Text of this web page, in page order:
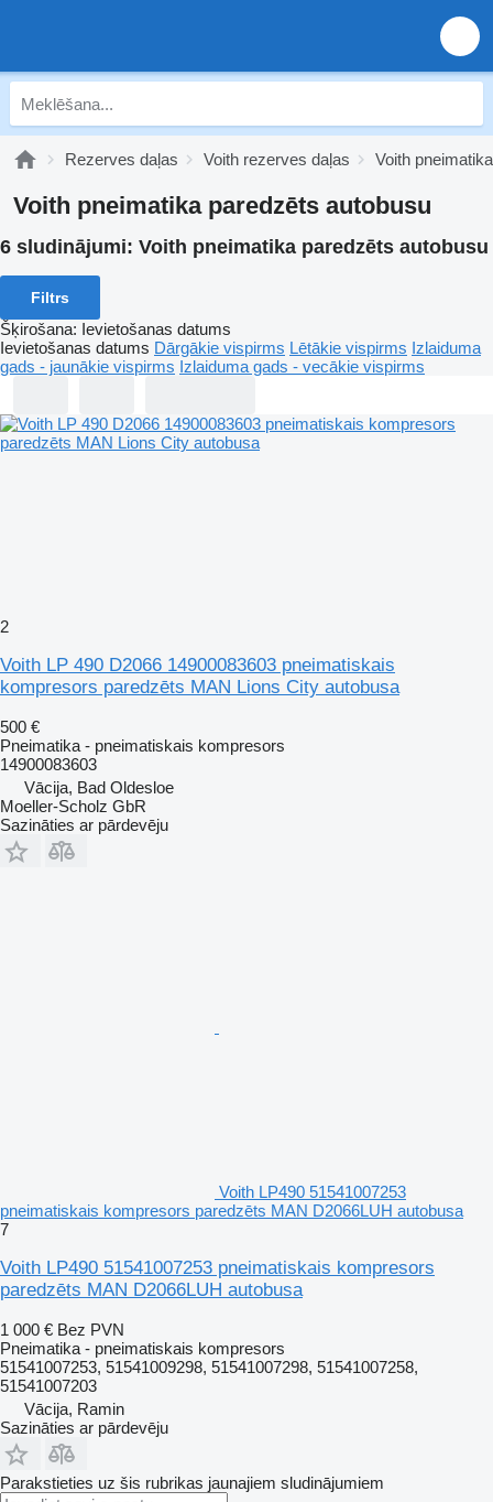
Rezerves daļas Voith rezerves daļas Voith pneimatika
Voith pneimatika paredzēts autobusu
6 sludinājumi: Voith pneimatika paredzēts autobusu
Filtrs
Šķirošana: Ievietošanas datums
Ievietošanas datums Dārgākie vispirms Lētākie vispirms Izlaiduma
gads - jaunākie vispirms Izlaiduma gads - vecākie vispirms
2
Voith LP 490 D2066 14900083603 pneimatiskais
kompresors paredzēts MAN Lions City autobusa
500 €
Pneimatika - pneimatiskais kompresors
14900083603
Vācija, Bad Oldesloe
Moeller-Scholz GbR
Sazināties ar pārdevēju
Voith LP490 51541007253
pneimatiskais kompresors paredzēts MAN D2066LUH autobusa
7
Voith LP490 51541007253 pneimatiskais kompresors
paredzēts MAN D2066LUH autobusa
1 000 € Bez PVN
Pneimatika - pneimatiskais kompresors
51541007253, 51541009298, 51541007298, 51541007258,
51541007203
Vācija, Ramin
Sazināties ar pārdevēju
Parakstieties uz šis rubrikas jaunajiem sludinājumiem